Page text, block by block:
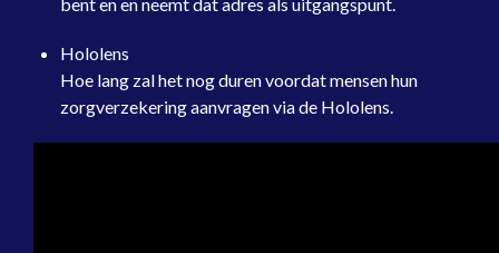
Hololens
Hoe lang zal het nog duren voordat mensen hun
zorgverzekering aanvragen via de Hololens.